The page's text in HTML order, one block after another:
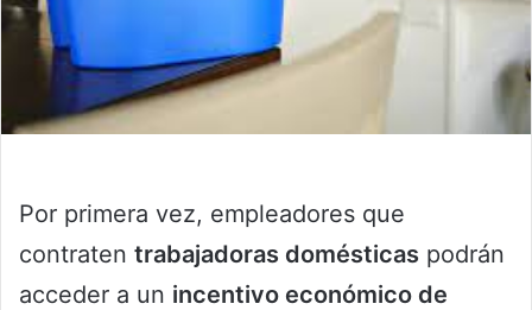
Por primera vez, empleadores que
contraten trabajadoras domésticas podrán
acceder a un incentivo económico de